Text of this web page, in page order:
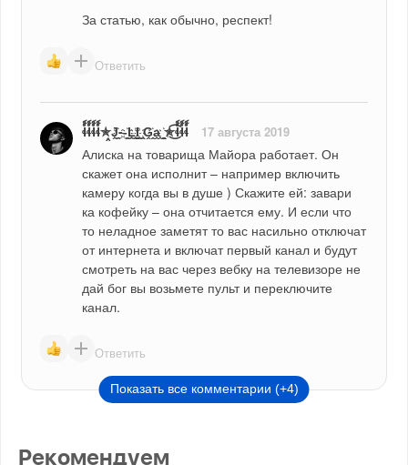
За статью, как обычно, респект!
Ответить
ɬ์์ɬ์์ɬ์์ɬ์์✯̭J̭҉̭̲--̭҉̭̲Ḽ҉̭̲I̭҉̭̲ ̭̭G̭҉̭a̭̭ ̭̭҉̭̭̭✯͜͡ɬ์์ɬ์์ɬ์์ 17 августа 2019
Алиска на товарища Майора работает. Он
скажет она исполнит – например включить
камеру когда вы в душе ) Скажите ей: завари
ка кофейку – она отчитается ему. И если что
то неладное заметят то вас насильно отключат
от интернета и включат первый канал и будут
смотреть на вас через вебку на телевизоре не
дай бог вы возьмете пульт и переключите
канал.
Ответить
Показать все комментарии (+4)
Рекомендуем